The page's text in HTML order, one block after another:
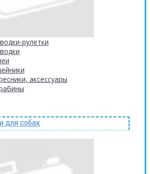
рулетки
аксессуары
для собак